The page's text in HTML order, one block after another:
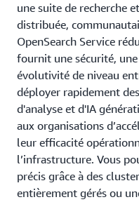
une suite de recherche
distribuée,
OpenSearch Service
fournit une sécurité,
évolutivité de niveau
déployer rapidement
d'analyse et d'IA
aux organisations
leur efficacité
l’infrastructure. Vous
précis grâce à des
entièrement gérés ou